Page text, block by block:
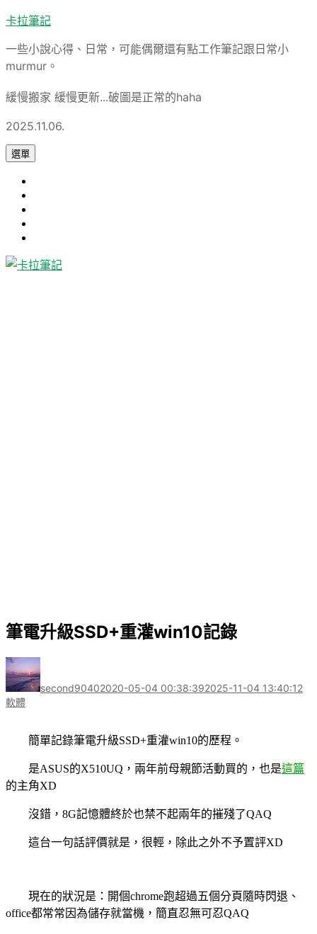
跳
主
要
內
容
卡拉筆記
一些小說心得、日常，可能偶爾還有點工作筆記跟日常小
murmur。
緩慢搬家 緩慢更新...破圖是正常的haha
2025.11.06.
選單
筆電升級SSD+重灌win10記錄
簡單記錄筆電升級SSD+重灌win10的歷程。
是ASUS的X510UQ ，兩年前母親節活動買的，也是這篇
的主角XD
沒錯， 8G記憶體終於也禁不起兩年的摧殘了QAQ
這台一句話評價就是，很輕，除此之外不予置評XD
現在的狀況是：開個chrome跑超過五個分頁隨時閃退、
office都常常因為儲存就當機，簡直忍無可忍QAQ
作
者
second9040日
2020-05-04 00:38:392025-11-04 13:40:12
軟體